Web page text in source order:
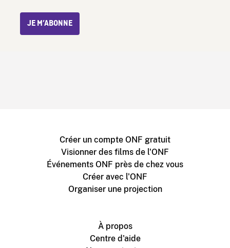
JE M’ABONNE
Créer un compte ONF gratuit
Visionner des films de l'ONF
Événements ONF près de chez vous
Créer avec l'ONF
Organiser une projection
À propos
Centre d'aide